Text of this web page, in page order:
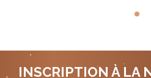
INSCRIPTION À LA